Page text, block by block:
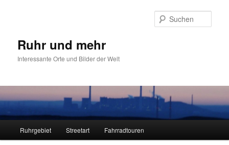
Ruhr und mehr
Interessante Orte und Bilder der Welt
Ruhrgebiet Streetart Fahrradtouren